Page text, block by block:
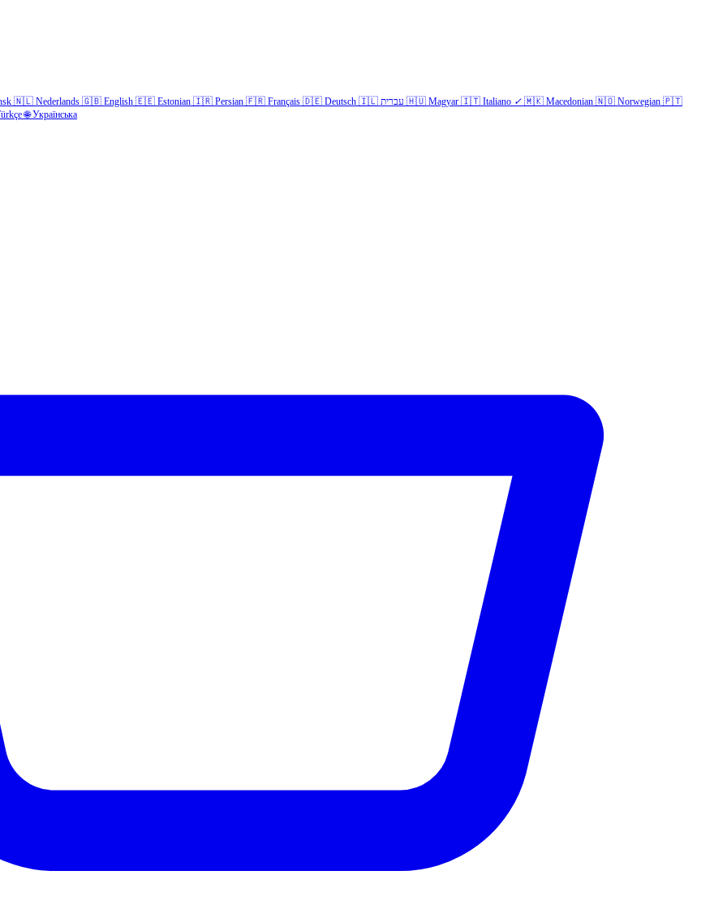
🇳🇱 Nederlands 🇬🇧 English 🇪🇪 Estonian 🇮🇷 Persian 🇫🇷 Français 🇩🇪 Deutsch 🇮🇱 עברית 🇭🇺 Magyar 🇮🇹 Italiano ✓ 🇲🇰 Macedonian 🇳🇴 Norwegian 🇵🇹
🌐 Українська